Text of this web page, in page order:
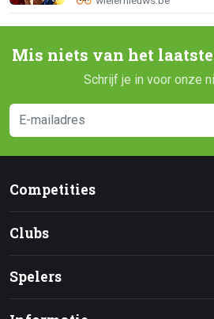
Mis niets van het
Schrijf je in voor onze
Competities
Clubs
Spelers